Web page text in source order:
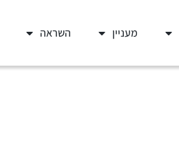
מעניין השראה